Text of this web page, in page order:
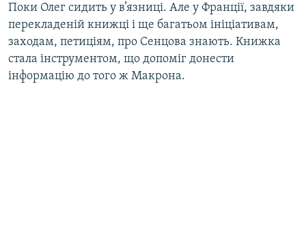
Поки Олег сидить у в’язниці. Але у Франції, завдяки
перекладеній книжці і ще багатьом ініціативам,
заходам, петиціям, про Сенцова знають. Книжка
стала інструментом, що допоміг донести
інформацію до того ж Макрона.